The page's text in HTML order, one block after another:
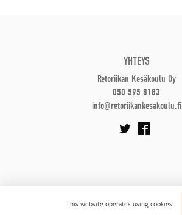
This website operates using cookies.
YHTEYS
Retoriikan Kesäkoulu Oy
050 595 8183
info@retoriikankesakoulu.fi